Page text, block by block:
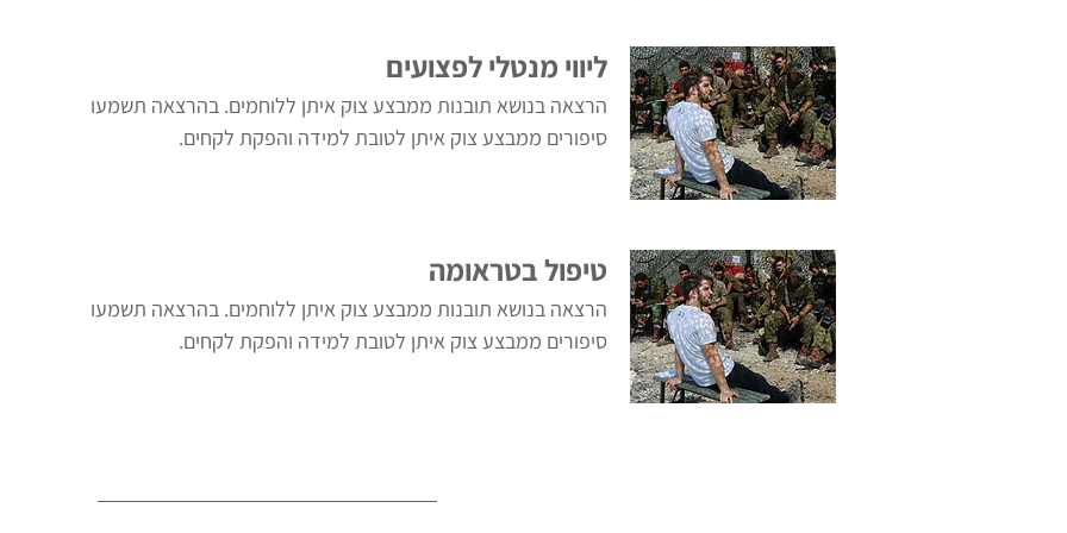
ליווי מנטלי לפצועים
הרצאה בנושא תובנות ממבצע צוק איתן ללוחמים. בהרצאה תשמעו
סיפורים ממבצע צוק איתן לטובת למידה והפקת לקחים.
טיפול בטראומה
הרצאה בנושא תובנות ממבצע צוק איתן ללוחמים. בהרצאה תשמעו
סיפורים ממבצע צוק איתן לטובת למידה והפקת לקחים.